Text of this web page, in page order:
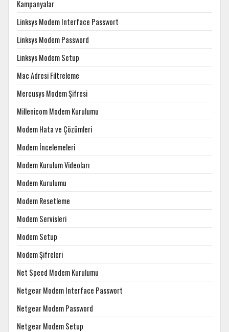
Kampanyalar
Linksys Modem Interface Passwort
Linksys Modem Password
Linksys Modem Setup
Mac Adresi Filtreleme
Mercusys Modem Şifresi
Millenicom Modem Kurulumu
Modem Hata ve Çözümleri
Modem İncelemeleri
Modem Kurulum Videoları
Modem Kurulumu
Modem Resetleme
Modem Servisleri
Modem Setup
Modem Şifreleri
Net Speed Modem Kurulumu
Netgear Modem Interface Passwort
Netgear Modem Password
Netgear Modem Setup